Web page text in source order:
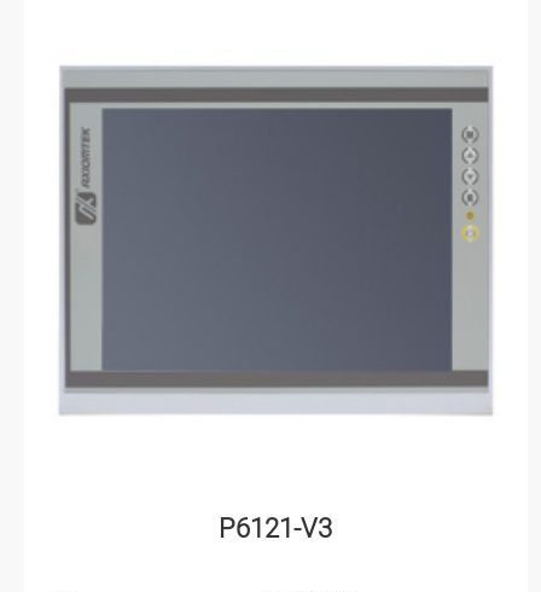
P6121-V3